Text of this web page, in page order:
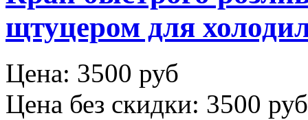
щтуцером для
Цена: 3500 руб
Цена без скидки: 3500 руб